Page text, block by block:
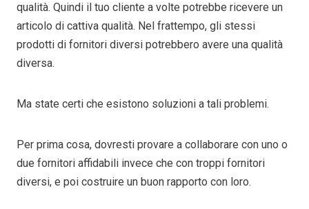
qualità. Quindi il tuo cliente a volte potrebbe ricevere un
articolo di cattiva qualità. Nel frattempo, gli stessi
prodotti di fornitori diversi potrebbero avere una qualità
diversa.
Ma state certi che esistono soluzioni a tali problemi.
Per prima cosa, dovresti provare a collaborare con uno o
due fornitori affidabili invece che con troppi fornitori
diversi, e poi costruire un buon rapporto con loro.